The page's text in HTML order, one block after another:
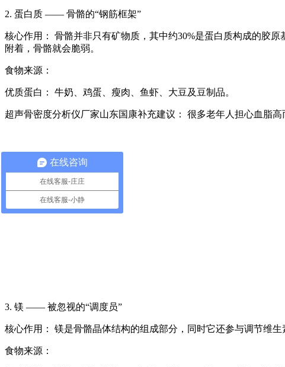
2. 蛋白质 —— 骨骼的“钢筋框架”
核心作用： 骨骼并非只有矿物质，其中约30%是蛋白质构成的胶
附着，骨骼就会脆弱。
食物来源：
优质蛋白： 牛奶、鸡蛋、瘦肉、鱼虾、大豆及豆制品。
超声骨密度分析仪厂家山东国康补充建议： 很多老年人担心血脂
3. 镁 —— 被忽视的“调度员”
核心作用： 镁是骨骼晶体结构的组成部分，同时它还参与调节维
食物来源：
在线咨询
在线客服-庄庄
在线客服-小静